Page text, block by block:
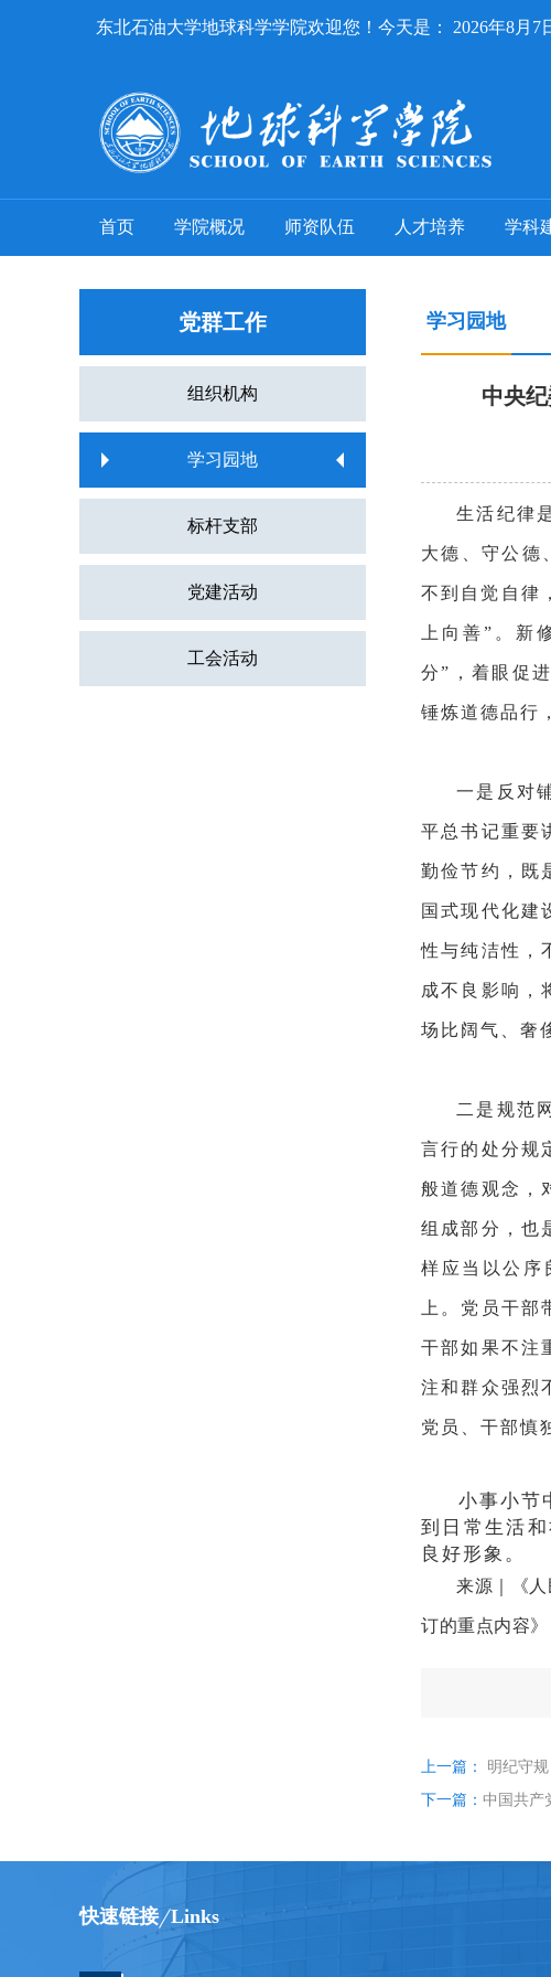
东北石油大学地球科学学院欢迎您！今天是： 2026年8月7
首页 学院概况 师资队伍 人才培养 学科
党群工作
组织机构
学习园地
标杆支部
党建活动
工会活动
学习园地
中央
生活纪律
大德、守公德
不到自觉自律
上向善”。新
分”，着眼促
锤炼道德品行
一是反对
平总书记重要
勤俭节约，既
国式现代化建
性与纯洁性，
成不良影响，
场比阔气、奢
二是规范
言行的处分规
般道德观念，
组成部分，也
样应当以公序
上。党员干
干部如果不注
注和群众强烈
党员、干部慎
小事小节
到日常生活
良好形象。
来源｜《
订的重点内容》
上一篇： 明纪守
下一篇： 中国共产
快速链接 Links